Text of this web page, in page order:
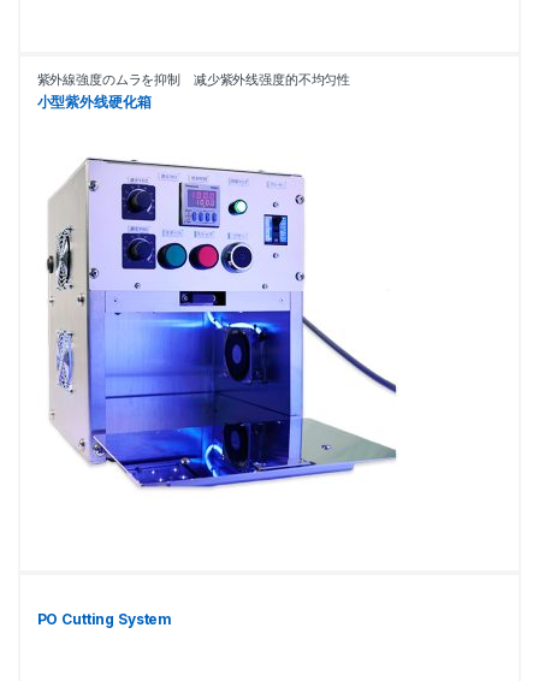
紫外線強度のムラを抑制 减少紫外线强度的不均匀性
小型紫外线硬化箱
PO Cutting System